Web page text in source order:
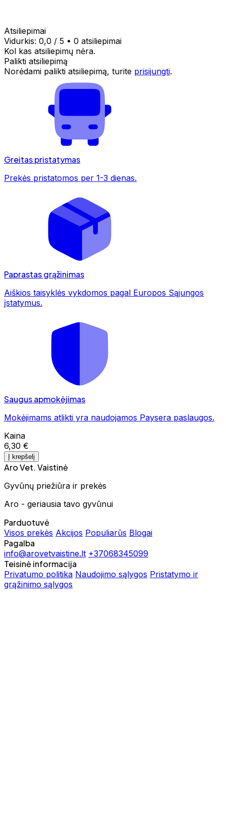
Atsiliepimai
Vidurkis: 0,0 / 5 • 0 atsiliepimai
Kol kas atsiliepimų nėra.
Palikti atsiliepimą
Norėdami palikti atsiliepimą, turite prisijungti.
Greitas pristatymas
Prekės pristatomos per 1-3 dienas.
Paprastas grąžinimas
Aiškios taisyklės vykdomos pagal Europos Sąjungos
įstatymus.
Saugus apmokėjimas
Mokėjimams atlikti yra naudojamos Paysera paslaugos.
Kaina
6,30 €
Į krepšelį
Aro Vet. Vaistinė
Gyvūnų priežiūra ir prekės
Aro - geriausia tavo gyvūnui
Parduotuvė
Visos prekės Akcijos Populiarūs Blogai
Pagalba
info@arovetvaistine.lt +37068345099
Teisinė informacija
Privatumo politika Naudojimo sąlygos Pristatymo ir
grąžinimo sąlygos